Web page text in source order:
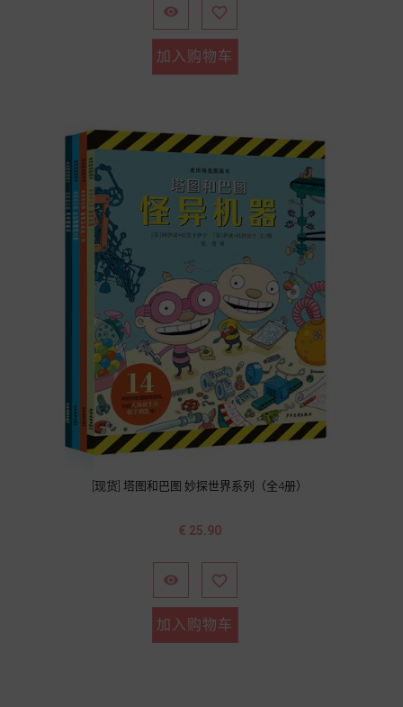
 
加入购物车
[现货] 塔图和巴图 妙探世界系列（全4册）
价
€ 25.90
 
加入购物车